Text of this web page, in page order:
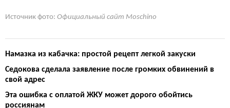
Источник фото: Официальный сайт Moschino
Намазка из кабачка: простой рецепт легкой закуски
Седокова сделала заявление после громких обвинений в
свой адрес
Эта ошибка с оплатой ЖКУ может дорого обойтись
россиянам